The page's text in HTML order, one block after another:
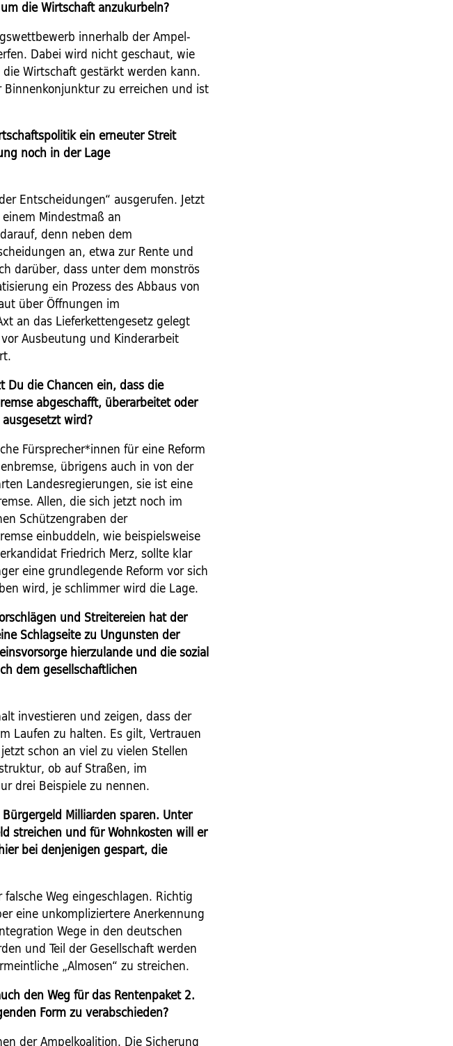
die Wirtschaft anzukurbeln?
innerhalb der Ampel­
Dabei wird nicht geschaut, wie
Wirtschaft gestärkt werden kann.
zu erreichen und ist
ein erneuter Streit
noch in der Lage
Entscheidungen“ ausgerufen. Jetzt
Mindestmaß an
denn neben dem
an, etwa zur Rente und
darüber, dass unter dem monströs
ein Prozess des Abbaus von
über Öffnungen im
an das Lieferkettengesetz gelegt
Ausbeutung und Kinderarbeit
Du die Chancen ein, dass die
abgeschafft, überarbeitet oder
wird?
Fürsprecher*innen für eine Reform
übrigens auch in von der
Landesregierungen, sie ist eine
Allen, die sich jetzt noch im
Schützengraben der
einbuddeln, wie beispielsweise
Friedrich Merz, sollte klar
eine grund­legende Reform vor sich
wird, je schlimmer wird die Lage.
und Streitereien hat der
Schlagseite zu Ungunsten der
hierzulande und die sozial
dem gesellschaft­lichen
investieren und zeigen, dass der
Laufen zu halten. Es gilt, Vertrauen
schon an viel zu vielen Stellen
ob auf Straßen, im
drei Beispiele zu nennen.
Milliarden sparen. Unter
streichen und für Wohnkosten will er
bei denjenigen gespart, die
Weg eingeschlagen. ­Richtig
eine unkompliziertere Anerkennung
Wege in den deutschen
und Teil der Gesellschaft werden
„Almosen“ zu streichen.
den Weg für das Rentenpaket 2.
Form zu verabschieden?
der Ampelkoalition. Die Sicherung